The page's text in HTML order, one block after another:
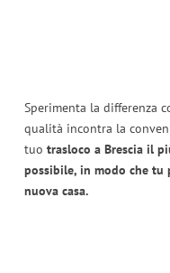
Sperimenta la differenza
qualità incontra la
tuo trasloco a Brescia il
possibile, in modo che tu
nuova casa.